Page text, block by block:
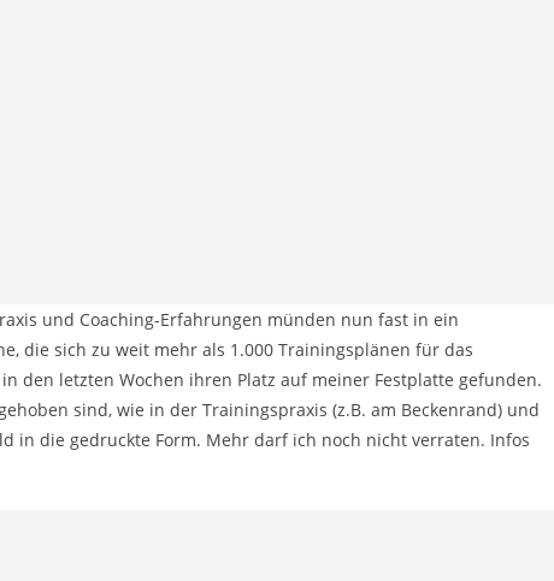
und Coaching-Erfahrungen münden nun fast in ein
die sich zu weit mehr als 1.000 Trainingsplänen für das
den letzten Wochen ihren Platz auf meiner Festplatte gefunden.
sind, wie in der Trainingspraxis (z.B. am Beckenrand) und
in die gedruckte Form. Mehr darf ich noch nicht verraten. Infos